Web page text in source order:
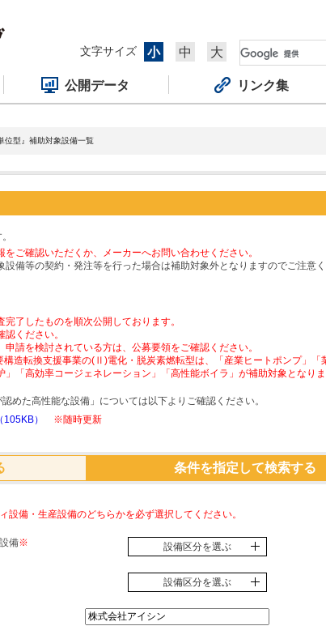
文字サイズ
小 中 大
公開データ リンク集
位型』補助対象設備一覧
ご確認いただくか、メーカーへお問い合わせください。
備等の契約・発注等を行った場合は補助対象外となりますのでご注意く
了したものを順次公開しております。
ください。
請を検討されている方は、公募要領をご確認ください。
造転換支援事業の(Ⅱ)電化・脱炭素燃転型は、「産業ヒートポンプ」「
「高効率コージェネレーション」「高性能ボイラ」が補助対象となりま
めた高性能な設備」については以下よりご確認ください。
）
※随時更新
条件を指定して検索する
設備・生産設備のどちらかを必ず選択してください。
備※ 設備区分を選ぶ
設備区分を選ぶ